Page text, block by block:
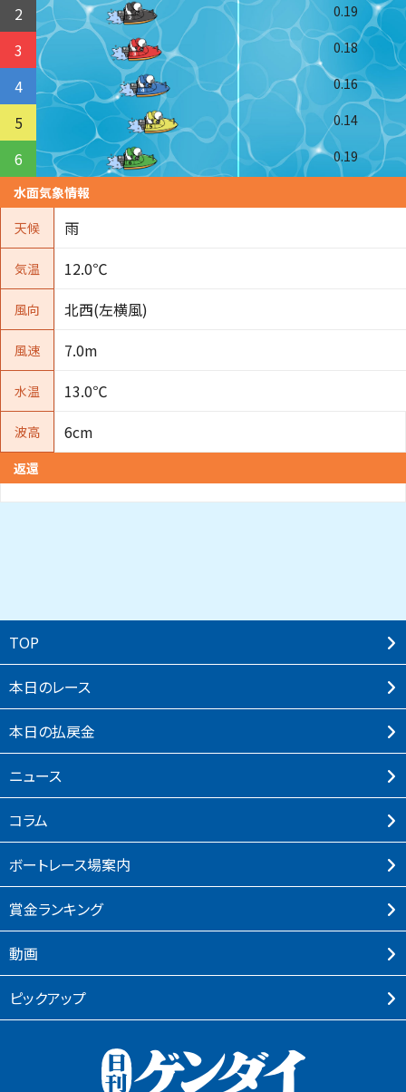
2 0.19
3 0.18
4 0.16
5 0.14
6
0.19
水面気象情報
天候
雨
気温 12.0℃
風向 北西(左横風)
風速 7.0m
水温 13.0℃
波高 6cm
返還
TOP
本⽇のレース
本⽇の払戻⾦
ニュース
コラム
ボートレース場案内
賞⾦ランキング
動画
ピックアップ